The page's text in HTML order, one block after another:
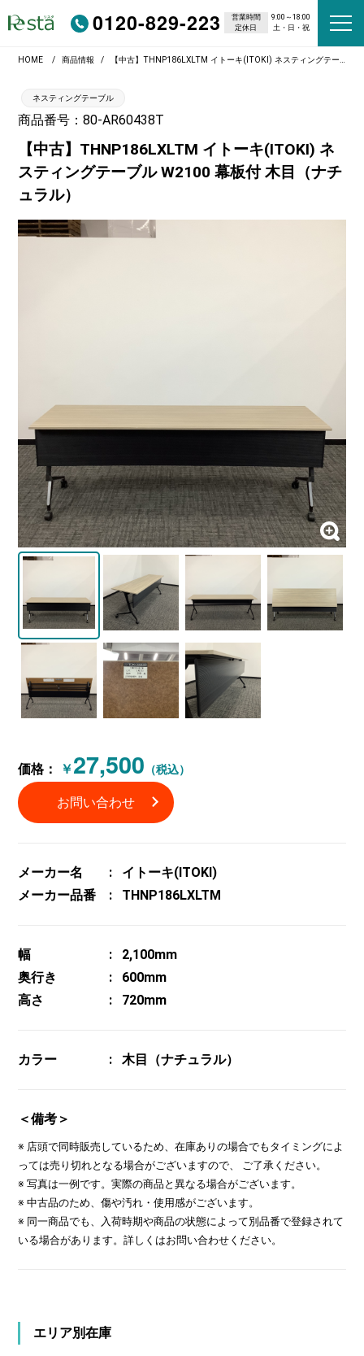
0120-829-223 営業時間
9:00～18:00
定休日
土・日・祝
HOME 商品情報 【中古】THNP186LXLTM イトーキ(ITOKI) ネスティングテーブル W2100 幕板付 木目（ナチュラル）
ネスティングテーブル
商品番号：80-AR60438T
【中古】THNP186LXLTM イトーキ(ITOKI) ネ
スティングテーブル W2100 幕板付 木目（ナチ
ュラル）
価格： ￥27,500 （税込）
お問い合わせ
メーカー名
イトーキ(ITOKI)
メーカー品番
THNP186LXLTM
幅
2,100mm
奥行き
600mm
高さ
720mm
カラー 木目（ナチュラル）
＜備考＞
※ 店頭で同時販売しているため、在庫ありの場合でもタイミングによ
っては売り切れとなる場合がございますので、 ご了承ください。
※ 写真は一例です。実際の商品と異なる場合がございます。
※ 中古品のため、傷や汚れ・使用感がございます。
※ 同一商品でも、入荷時期や商品の状態によって別品番で登録されて
いる場合があります。詳しくはお問い合わせください。
エリア別在庫